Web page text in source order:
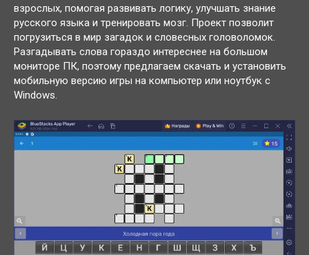
взрослых, помогая развивать логику, улучшать знание
русского языка и тренировать мозг. Проект позволит
погрузиться в мир загадок и словесных головоломок.
Разгадывать слова гораздо интереснее на большом
мониторе ПК, поэтому предлагаем скачать и установить
мобильную версию игры на компьютер или ноутбук с
Windows.